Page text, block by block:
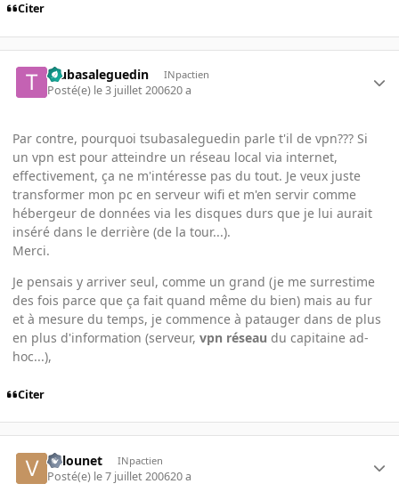
Citer
tsubasaleguedin INpactien
Posté(e) le 3 juillet 200620 a
Par contre, pourquoi tsubasaleguedin parle t'il de vpn??? Si
un vpn est pour atteindre un réseau local via internet,
effectivement, ça ne m'intéresse pas du tout. Je veux juste
transformer mon pc en serveur wifi et m'en servir comme
hébergeur de données via les disques durs que je lui aurait
inséré dans le derrière (de la tour...).
Merci.
Je pensais y arriver seul, comme un grand (je me surrestime
des fois parce que ça fait quand même du bien) mais au fur
et à mesure du temps, je commence à patauger dans de plus
en plus d'information (serveur, vpn réseau du capitaine ad-
hoc...),
Citer
Valounet INpactien
Posté(e) le 7 juillet 200620 a